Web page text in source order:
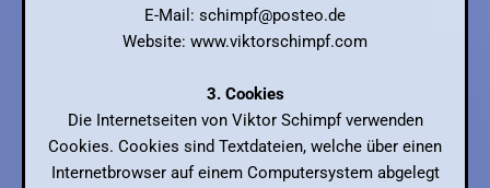
E-Mail: schimpf@posteo.de
Website: www.viktorschimpf.com
3. Cookies
Die Internetseiten von Viktor Schimpf verwenden
Cookies. Cookies sind Textdateien, welche über einen
Internetbrowser auf einem Computersystem abgelegt